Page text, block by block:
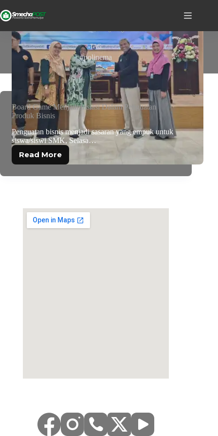
TAG
#polinema
Board Game Menjadi Insiasi Dalam Penguatan
Produk Bisnis
Penguatan bisnis menjadi sasaran yang empuk untuk
siswa/siswi SMK, Selasa…
Read More